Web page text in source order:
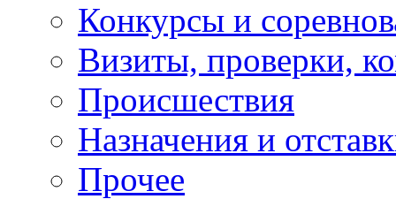
Конкурсы и
Визиты, проверки,
Происшествия
Назначения и
Прочее